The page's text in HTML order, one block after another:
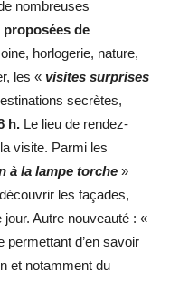
nombreuses
de
horlogerie, nature,
les « visites surprises
secrètes,
h. Le lieu de rendez-
visite. Parmi les
à la lampe torche »
les façades,
Autre nouveauté : «
permettant d’en savoir
et notamment du